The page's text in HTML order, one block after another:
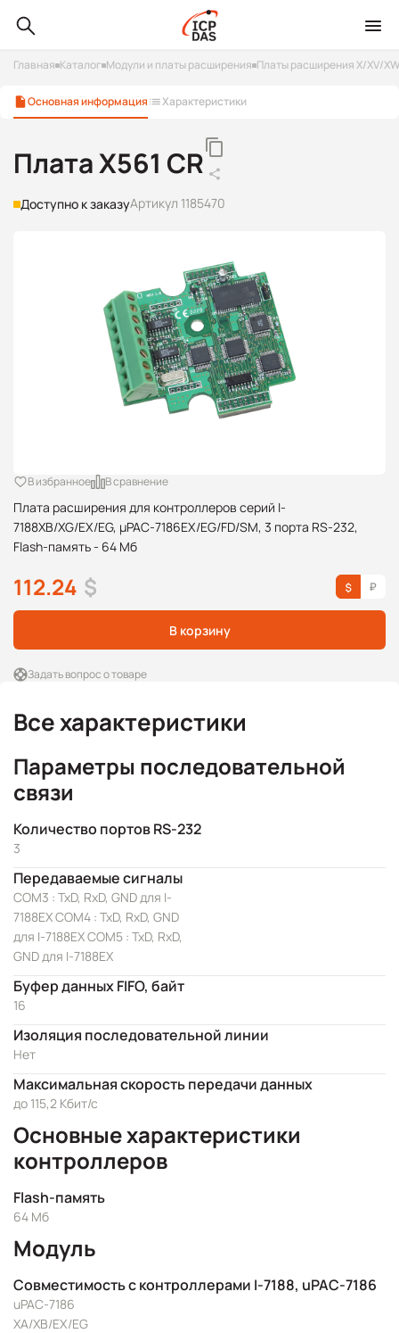
Главная Каталог Модули и платы расширения Платы расширения X/XV/XW
Основная информация Характеристики
Плата X561 CR
Доступно к заказуАртикул 1185470
Плата расширения для контроллеров серий I-
7188XB/XG/EX/EG, μPAC-7186EX/EG/FD/SM, 3 порта RS-232,
Flash-память - 64 Мб
В избранное В сравнение
112.24 $
В корзину
Задать вопрос о товаре
Все характеристики
Параметры последовательной
связи
Количество портов RS-232
3
Передаваемые сигналы
COM3 : TxD, RxD, GND для I-
7188EX COM4 : TxD, RxD, GND
для I-7188EX COM5 : TxD, RxD,
GND для I-7188EX
Буфер данных FIFO, байт
16
Изоляция последовательной линии
Нет
Максимальная скорость передачи данных
до 115,2 Кбит/с
Основные характеристики
контроллеров
Flash-память
64 Мб
Модуль
Совместимость с контроллерами I-7188, uPAC-7186
uPAC-7186
XA/XB/EX/EG